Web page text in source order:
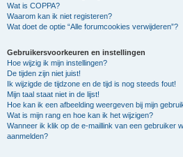
Wat is COPPA?
Waarom kan ik niet registeren?
Wat doet de optie “Alle forumcookies verwijderen”?
Gebruikersvoorkeuren en instellingen
Hoe wijzig ik mijn instellingen?
De tijden zijn niet juist!
Ik wijzigde de tijdzone en de tijd is nog steeds fout!
Mijn taal staat niet in de lijst!
Hoe kan ik een afbeelding weergeven bij mijn
Wat is mijn rang en hoe kan ik het wijzigen?
Wanneer ik klik op de e-maillink van een gebruiker
aanmelden?